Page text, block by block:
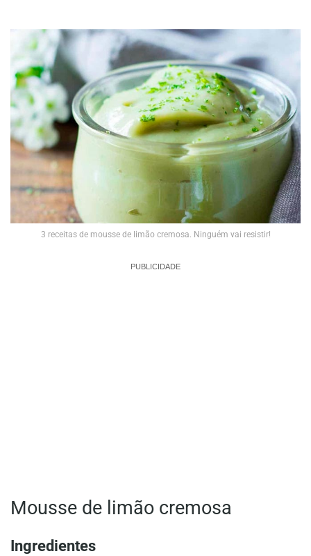
3 receitas de mousse de limão cremosa. Ninguém vai resistir!
PUBLICIDADE
Mousse de limão cremosa
Ingredientes